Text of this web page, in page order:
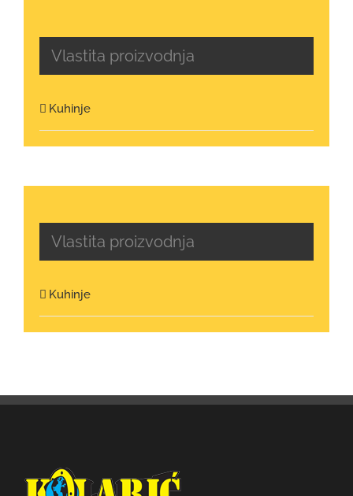
Vlastita proizvodnja
Kuhinje
Vlastita proizvodnja
Kuhinje